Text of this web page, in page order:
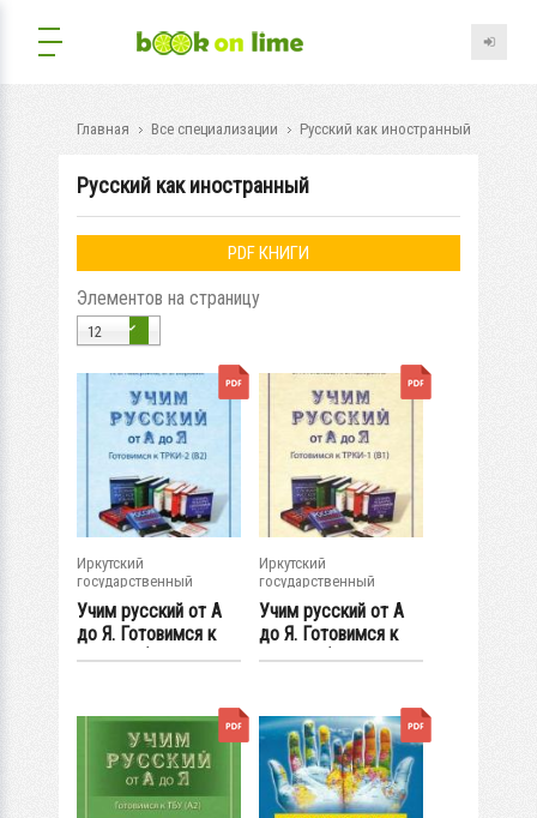
Главная Все специализации Русский как иностранный
Русский как иностранный
PDF КНИГИ
Элементов на страницу
12
Иркутский
государственный
университет
Учим русский от А
до Я. Готовимся к
ТРКИ-2 (В2...
Иркутский
государственный
университет
Учим русский от А
до Я. Готовимся к
ТРКИ-1 (В1...